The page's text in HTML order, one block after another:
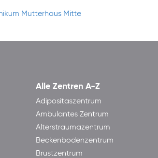
Mutterhaus Mitte
Alle Zentren A-Z
Adipositaszentrum
Ambulantes Zentrum
Alterstraumazentrum
Beckenbodenzentrum
Brustzentrum